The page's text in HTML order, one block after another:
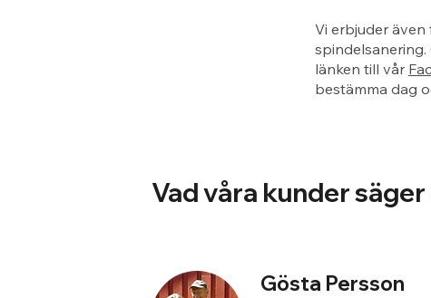
Vi erbjuder
länken till vår
bestämma dag
Vad våra kunder
Gösta Persson